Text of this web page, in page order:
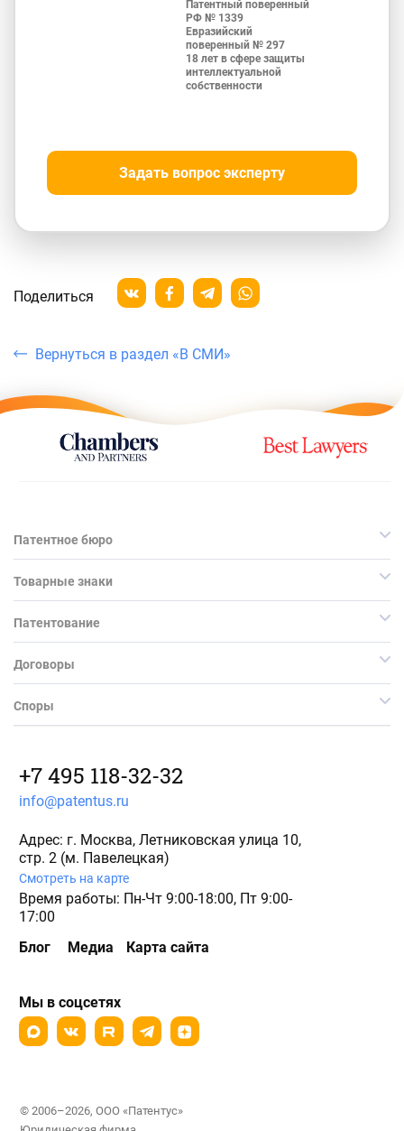
Патентный поверенный
РФ № 1339
Евразийский
поверенный № 297
18 лет в сфере защиты
интеллектуальной
собственности
Задать вопрос эксперту
Поделиться
Вернуться в раздел «В СМИ»
Патентное бюро
Товарные знаки
Патентование
Договоры
Споры
+7 495 118-32-32
info@patentus.ru
Адрес: г. Москва, Летниковская улица 10,
стр. 2 (м. Павелецкая)
Смотреть на карте
Время работы: Пн-Чт 9:00-18:00, Пт 9:00-
17:00
Блог
Медиа Карта сайта
Мы в соцсетях
© 2006–2026, ООО «Патентус»